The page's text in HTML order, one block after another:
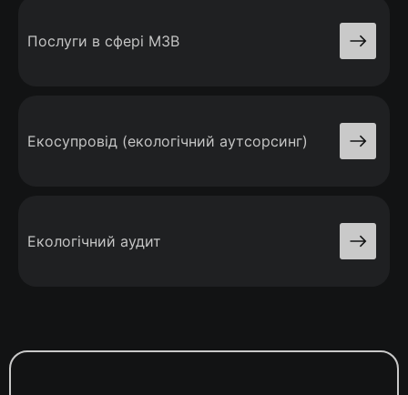
Послуги в сфері МЗВ
Екосупровід (екологічний аутсорсинг)
Екологічний аудит